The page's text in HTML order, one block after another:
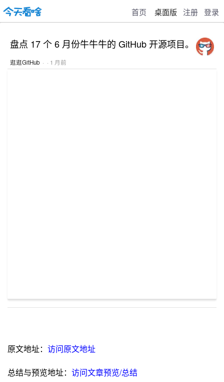
首页 桌面版 注册 登录
盘点 17 个 6 月份牛牛牛的 GitHub 开源项目。
逛逛GitHub · · 1 月前
原文地址： 访问原文地址
总结与预览地址： 访问文章预览/总结